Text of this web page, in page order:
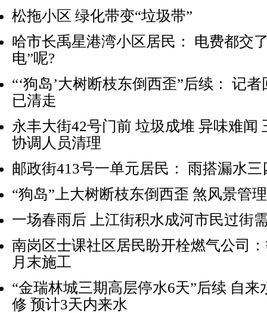
松拖小区 绿化带变“垃圾带”
哈市长禹星港湾小区居民： 电费都交
电”呢?
“‘狗岛’大树断枝东倒西歪”后续： 记
已清走
永丰大街42号门前 垃圾成堆 异味难闻
协调人员清理
邮政街413号一单元居民： 雨搭漏水
“狗岛”上大树断枝东倒西歪 煞风景管
一场春雨后 上江街积水成河市民过街
南岗区士课社区居民盼开栓燃气公司
月末施工
“金瑞林城三期高层停水6天”后续 自来
修 预计3天内来水